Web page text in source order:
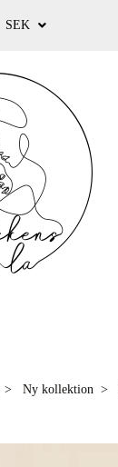
SEK
Ny kollektion